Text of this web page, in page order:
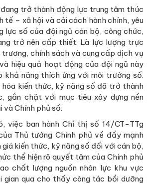
trở thành động lực trung tâm thúc
tế – xã hội và cải cách hành chính, yêu
lực số của đội ngũ cán bộ, công chức,
trở nên cấp thiết. Là lực lượng trực
chính sách và cung cấp dịch vụ
hiệu quả hoạt động của đội ngũ này
khả năng thích ứng với môi trường số.
hóa kiến thức, kỹ năng số đã trở thành
gắn chặt với mục tiêu xây dựng nền
và Chính phủ số.
việc ban hành Chỉ thị số 14/CT-TTg
Thủ tướng Chính phủ về đẩy mạnh
kiến thức, kỹ năng số đối với cán bộ,
thể hiện rõ quyết tâm của Chính phủ
chất lượng nguồn nhân lực khu vực
gian qua cho thấy công tác bồi dưỡng